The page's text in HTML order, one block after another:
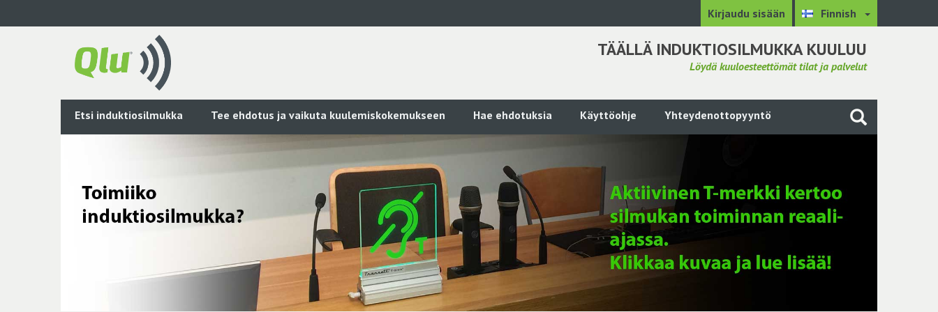
Kirjaudu sisään Finnish
TÄÄLLÄ INDUKTIOSILMUKKA KUULUU
Löydä kuuloesteettömät tilat ja palvelut
Etsi induktiosilmukka Tee ehdotus ja vaikuta kuulemiskokemukseen Hae ehdotuksia Käyttöohje Yhteydenottopyyntö